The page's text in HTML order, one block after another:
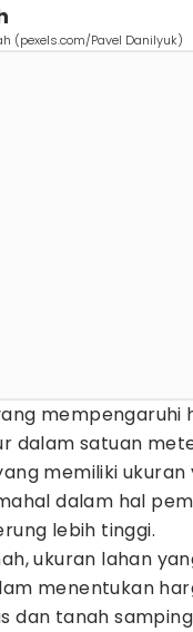
(pexels.com/Pavel Danilyuk)
mempengaruhi
dalam satuan
memiliki
dalam hal
lebih tinggi.
ukuran lahan
menentukan
dan tanah